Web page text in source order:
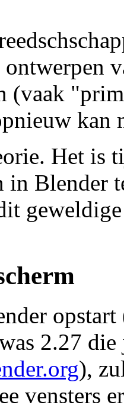
ontwerpen
(vaak
kan
Het is
in Blender
2.27
),
vensters